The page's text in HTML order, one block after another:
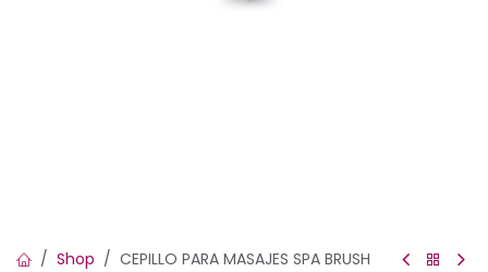
Shop CEPILLO PARA MASAJES SPA BRUSH